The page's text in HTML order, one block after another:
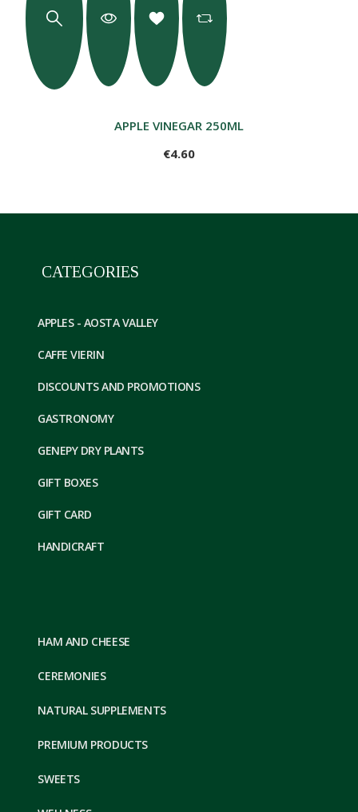
APPLE VINEGAR 250ML
€4.60
CATEGORIES
APPLES - AOSTA VALLEY
CAFFE VIERIN
DISCOUNTS AND PROMOTIONS
GASTRONOMY
GENEPY DRY PLANTS
GIFT BOXES
GIFT CARD
HANDICRAFT
HAM AND CHEESE
CEREMONIES
NATURAL SUPPLEMENTS
PREMIUM PRODUCTS
SWEETS